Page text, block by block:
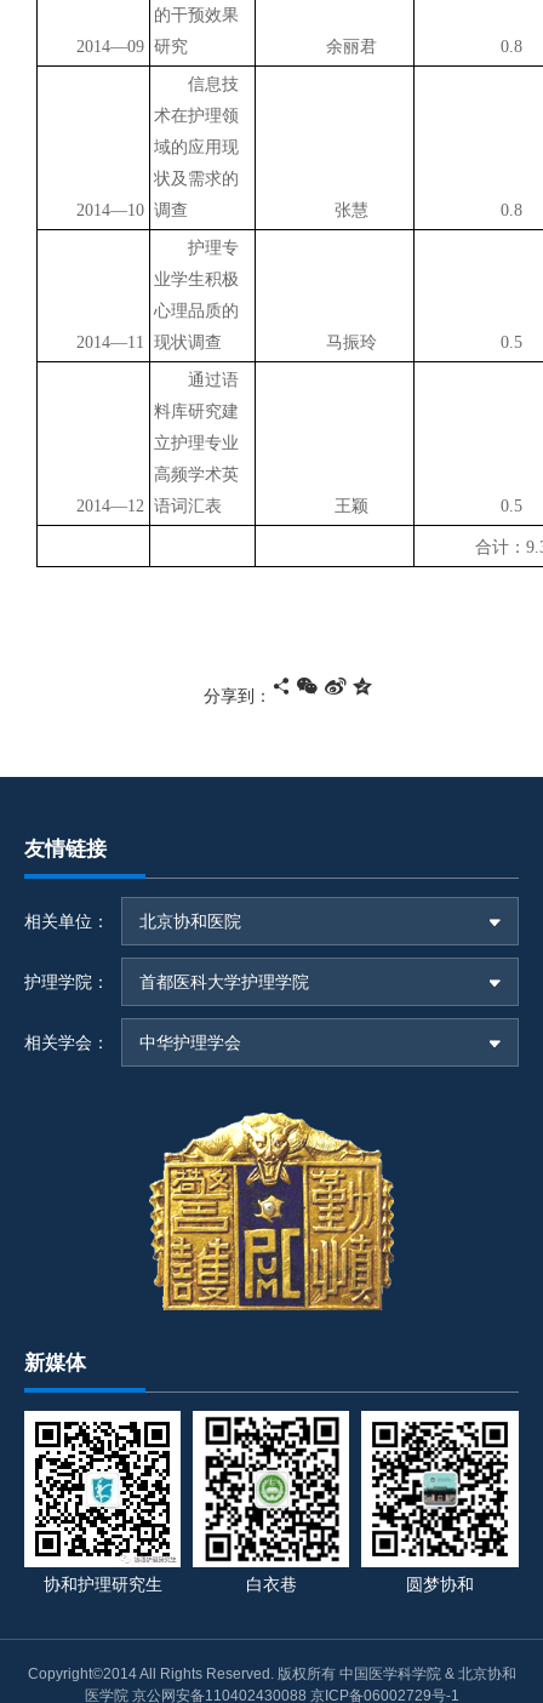
2014—09
的干预效果
研究
余丽君 0.8
2014—10
信息技
术在护理领
域的应用现
状及需求的
调查
张慧 0.8
2014—11
护理专
业学生积极
心理品质的
现状调查
马振玲 0.5
2014—12
通过语
料库研究建
立护理专业
高频学术英
语词汇表
王颖 0.5
合计：
分享到：
友情链接
相关单位： 北京协和医院
护理学院： 首都医科大学护理学院
相关学会： 中华护理学会
新媒体
协和护理研究生 白衣巷 圆梦协和
Copyright©2014 All Rights Reserved. 版权所有 中国医学科学院 & 北京协和
医学院 京公网安备110402430088 京ICP备06002729号-1